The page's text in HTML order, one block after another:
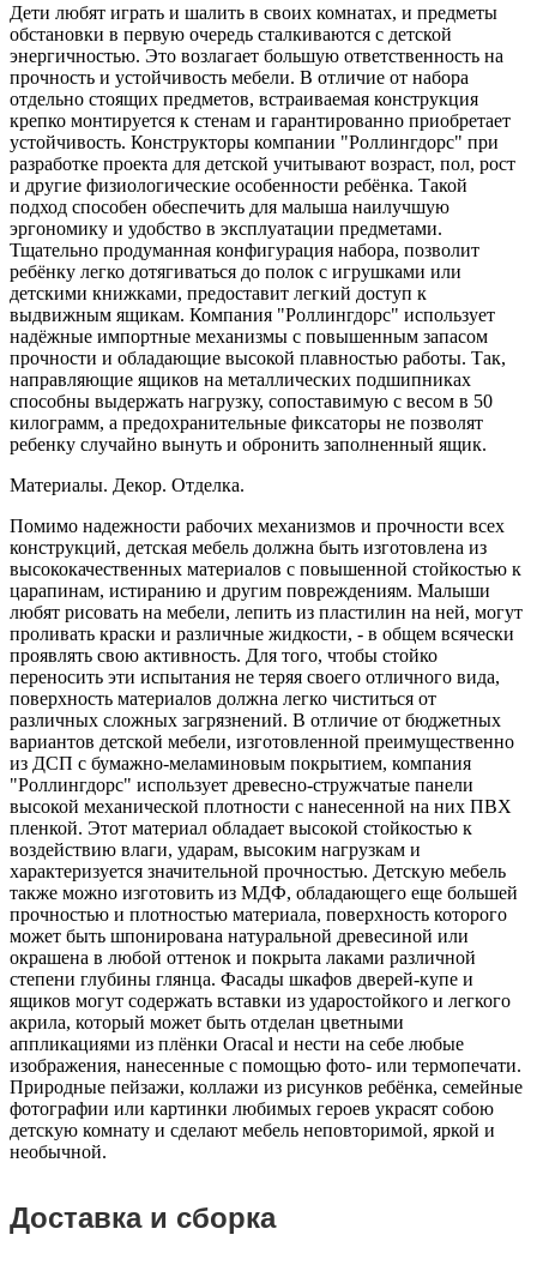
Дети любят играть и шалить в своих комнатах, и предметы
обстановки в первую очередь сталкиваются с детской
энергичностью. Это возлагает большую ответственность на
прочность и устойчивость мебели. В отличие от набора
отдельно стоящих предметов, встраиваемая конструкция
крепко монтируется к стенам и гарантированно приобретает
устойчивость. Конструкторы компании "Роллингдорс" при
разработке проекта для детской учитывают возраст, пол, рост
и другие физиологические особенности ребёнка. Такой
подход способен обеспечить для малыша наилучшую
эргономику и удобство в эксплуатации предметами.
Тщательно продуманная конфигурация набора, позволит
ребёнку легко дотягиваться до полок с игрушками или
детскими книжками, предоставит легкий доступ к
выдвижным ящикам. Компания "Роллингдорс" использует
надёжные импортные механизмы с повышенным запасом
прочности и обладающие высокой плавностью работы. Так,
направляющие ящиков на металлических подшипниках
способны выдержать нагрузку, сопоставимую с весом в 50
килограмм, а предохранительные фиксаторы не позволят
ребенку случайно вынуть и обронить заполненный ящик.
Материалы. Декор. Отделка.
Помимо надежности рабочих механизмов и прочности всех
конструкций, детская мебель должна быть изготовлена из
высококачественных материалов с повышенной стойкостью к
царапинам, истиранию и другим повреждениям. Малыши
любят рисовать на мебели, лепить из пластилин на ней, могут
проливать краски и различные жидкости, - в общем всячески
проявлять свою активность. Для того, чтобы стойко
переносить эти испытания не теряя своего отличного вида,
поверхность материалов должна легко чиститься от
различных сложных загрязнений. В отличие от бюджетных
вариантов детской мебели, изготовленной преимущественно
из ДСП с бумажно-меламиновым покрытием, компания
"Роллингдорс" использует древесно-стружчатые панели
высокой механической плотности с нанесенной на них ПВХ
пленкой. Этот материал обладает высокой стойкостью к
воздействию влаги, ударам, высоким нагрузкам и
характеризуется значительной прочностью. Детскую мебель
также можно изготовить из МДФ, обладающего еще большей
прочностью и плотностью материала, поверхность которого
может быть шпонирована натуральной древесиной или
окрашена в любой оттенок и покрыта лаками различной
степени глубины глянца. Фасады шкафов дверей-купе и
ящиков могут содержать вставки из ударостойкого и легкого
акрила, который может быть отделан цветными
аппликациями из плёнки Oracal и нести на себе любые
изображения, нанесенные с помощью фото- или термопечати.
Природные пейзажи, коллажи из рисунков ребёнка, семейные
фотографии или картинки любимых героев украсят собою
детскую комнату и сделают мебель неповторимой, яркой и
необычной.
Доставка и сборка